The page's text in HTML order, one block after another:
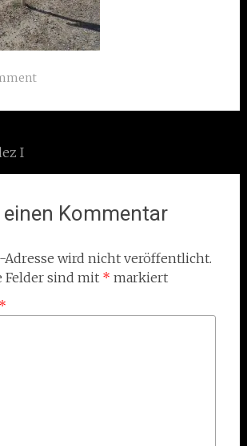
I
einen Kommentar
Adresse wird nicht veröffentlicht.
Felder sind mit * markiert
*